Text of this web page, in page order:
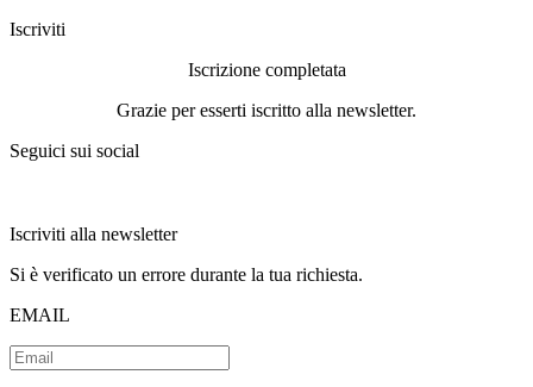
Iscriviti
Iscrizione completata
Grazie per esserti iscritto alla newsletter.
Seguici sui social
Iscriviti alla newsletter
Si è verificato un errore durante la tua richiesta.
EMAIL